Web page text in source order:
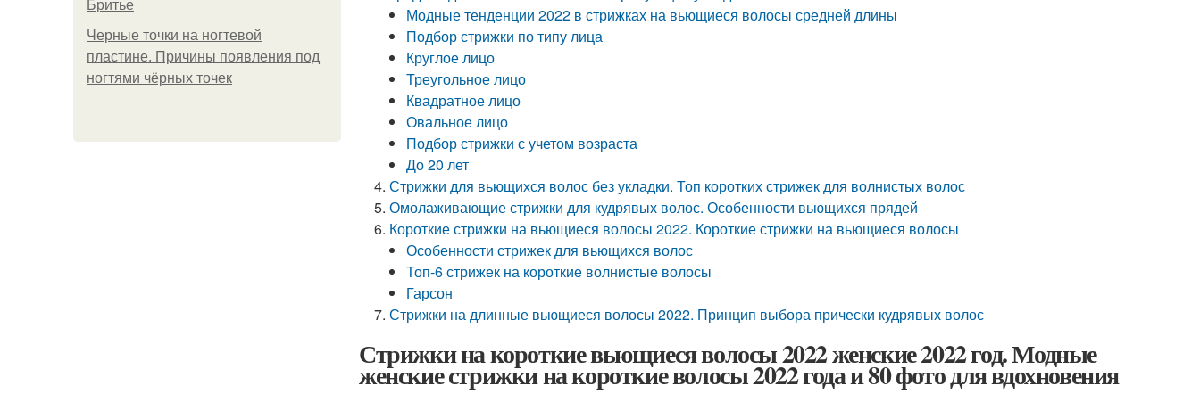
Бритье
Черные точки на ногтевой
пластине. Причины появления под
ногтями чёрных точек
Модные тенденции 2022 в стрижках на вьющиеся волосы средней длины
Подбор стрижки по типу лица
Круглое лицо
Треугольное лицо
Квадратное лицо
Овальное лицо
Подбор стрижки с учетом возраста
До 20 лет
Стрижки для вьющихся волос без укладки. Топ коротких стрижек для волнистых волос
Омолаживающие стрижки для кудрявых волос. Особенности вьющихся прядей
Короткие стрижки на вьющиеся волосы 2022. Короткие стрижки на вьющиеся волосы
Особенности стрижек для вьющихся волос
Топ-6 стрижек на короткие волнистые волосы
Гарсон
Стрижки на длинные вьющиеся волосы 2022. Принцип выбора прически кудрявых волос
Стрижки на короткие вьющиеся волосы 2022 женские 2022 год. Модные
женские стрижки на короткие волосы 2022 года и 80 фото для вдохновения